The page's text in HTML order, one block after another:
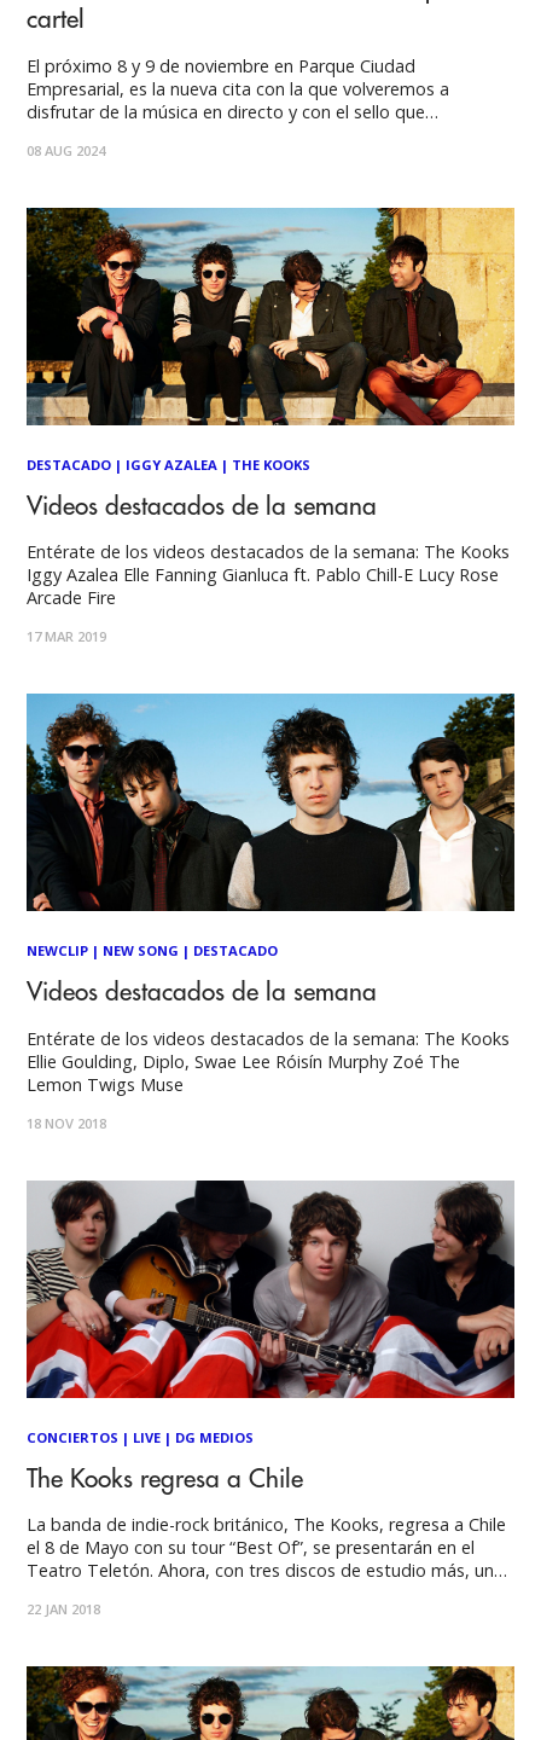
cartel
El próximo 8 y 9 de noviembre en Parque Ciudad
Empresarial, es la nueva cita con la que volveremos a
disfrutar de la música en directo y con el sello que
clásicos y de culto de la música indie, reuniendo también en
08 AUG 2024
DESTACADO | IGGY AZALEA | THE KOOKS
Videos destacados de la semana
Entérate de los videos destacados de la semana: The Kooks
Iggy Azalea Elle Fanning Gianluca ft. Pablo Chill-E Lucy Rose
Arcade Fire
17 MAR 2019
NEWCLIP | NEW SONG | DESTACADO
Videos destacados de la semana
Entérate de los videos destacados de la semana: The Kooks
Ellie Goulding, Diplo, Swae Lee Róisín Murphy Zoé The
Lemon Twigs Muse
18 NOV 2018
CONCIERTOS | LIVE | DG MEDIOS
The Kooks regresa a Chile
La banda de indie-rock británico, The Kooks, regresa a Chile
el 8 de Mayo con su tour “Best Of”, se presentarán en el
Teatro Teletón. Ahora, con tres discos de estudio más, una
crítica, quedó claro que el décimo
22 JAN 2018